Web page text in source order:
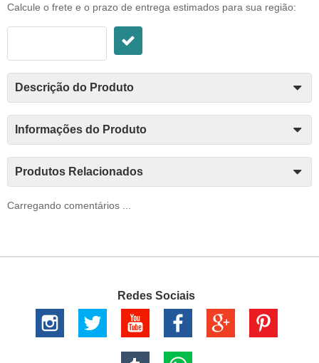
Calcule o frete e o prazo de entrega estimados para sua região:
Descrição do Produto
Informações do Produto
Produtos Relacionados
Carregando comentários ...
Redes Sociais